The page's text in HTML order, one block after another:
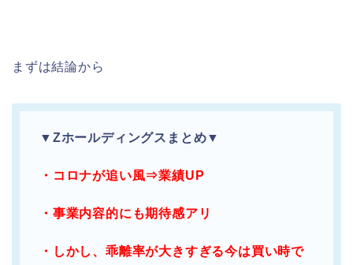
まずは結論から
▼Zホールディングスまとめ▼
・コロナが追い風⇒業績UP
・事業内容的にも期待感アリ
・しかし、乖離率が大きすぎる今は買い時で